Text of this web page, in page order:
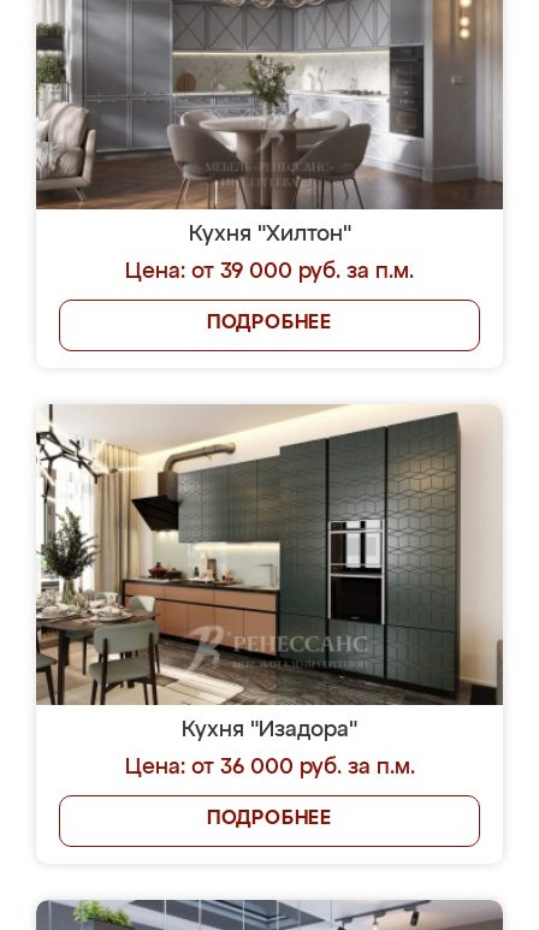
Кухня "Хилтон"
Цена: от 39 000 руб. за п.м.
ПОДРОБНЕЕ
Кухня "Изадора"
Цена: от 36 000 руб. за п.м.
ПОДРОБНЕЕ